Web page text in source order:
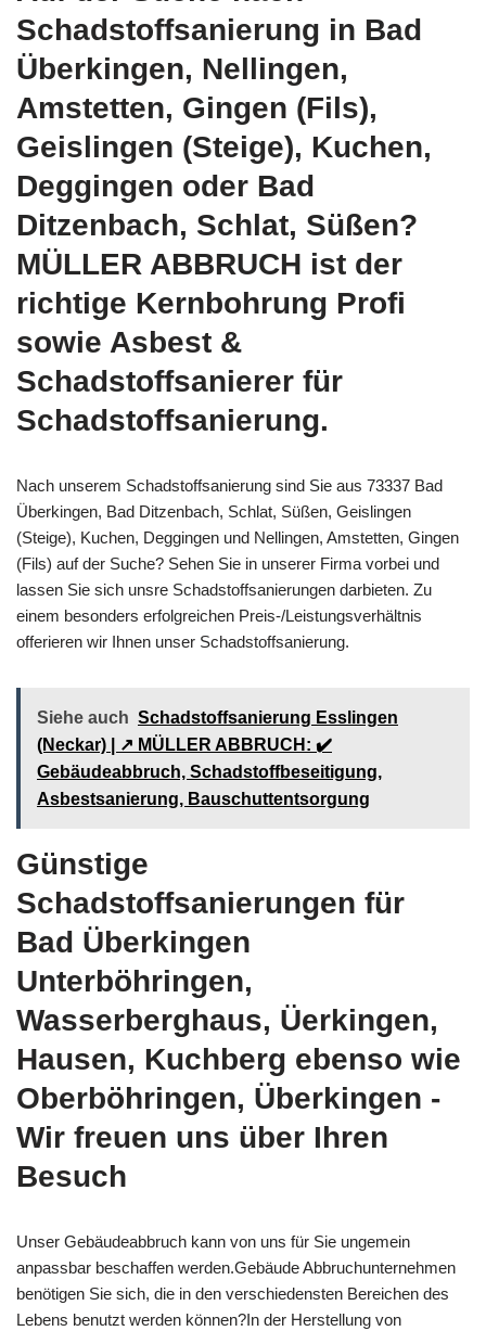
Schadstoffsanierung in Bad
Überkingen, Nellingen,
Amstetten, Gingen (Fils),
Geislingen (Steige), Kuchen,
Deggingen oder Bad
Ditzenbach, Schlat, Süßen?
MÜLLER ABBRUCH ist der
richtige Kernbohrung Profi
sowie Asbest &
Schadstoffsanierer für
Schadstoffsanierung.
Nach unserem Schadstoffsanierung sind Sie aus 73337 Bad
Überkingen, Bad Ditzenbach, Schlat, Süßen, Geislingen
(Steige), Kuchen, Deggingen und Nellingen, Amstetten, Gingen
(Fils) auf der Suche? Sehen Sie in unserer Firma vorbei und
lassen Sie sich unsre Schadstoffsanierungen darbieten. Zu
einem besonders erfolgreichen Preis-/Leistungsverhältnis
offerieren wir Ihnen unser Schadstoffsanierung.
Siehe auch Schadstoffsanierung Esslingen
(Neckar) | ↗️ MÜLLER ABBRUCH: ✔️
Gebäudeabbruch, Schadstoffbeseitigung,
Asbestsanierung, Bauschuttentsorgung
Günstige
Schadstoffsanierungen für
Bad Überkingen
Unterböhringen,
Wasserberghaus, Üerkingen,
Hausen, Kuchberg ebenso wie
Oberböhringen, Überkingen -
Wir freuen uns über Ihren
Besuch
Unser Gebäudeabbruch kann von uns für Sie ungemein
anpassbar beschaffen werden.Gebäude Abbruchunternehmen
benötigen Sie sich, die in den verschiedensten Bereichen des
Lebens benutzt werden können?In der Herstellung von